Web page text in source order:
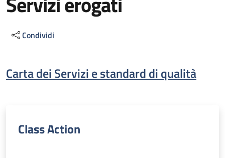
Condividi
Descrizione
Carta dei Servizi e standard di qualità
Class Action